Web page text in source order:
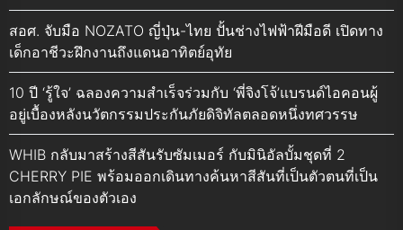
สอศ. จับมือ NOZATO ญี่ปุ่น-ไทย ปั้นช่างไฟฟ้าฝีมือดี เปิดทาง
เด็กอาชีวะฝึกงานถึงแดนอาทิตย์อุทัย
10 ปี ‘รู้ใจ’ ฉลองความสำเร็จร่วมกับ ‘พี่จิงโจ้’แบรนด์ไอคอนผู้
อยู่เบื้องหลังนวัตกรรมประกันภัยดิจิทัลตลอดหนึ่งทศวรรษ
WHIB กลับมาสร้างสีสันรับซัมเมอร์ กับมินิอัลบั้มชุดที่ 2
CHERRY PIE พร้อมออกเดินทางค้นหาสีสันที่เป็นตัวตนที่เป็น
เอกลักษณ์ของตัวเอง